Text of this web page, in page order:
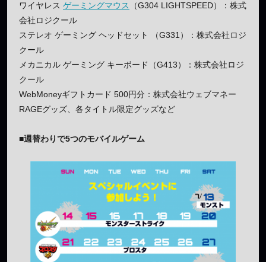
ワイヤレス ゲーミングマウス
（G304 LIGHTSPEED）：株式
会社ロジクール
ステレオ ゲーミング ヘッドセット （G331）：株式会社ロジ
クール
メカニカル ゲーミング キーボード（G413）：株式会社ロジ
クール
WebMoneyギフトカード 500円分：株式会社ウェブマネー
RAGEグッズ、各タイトル限定グッズなど
■週替わりで5つのモバイルゲーム